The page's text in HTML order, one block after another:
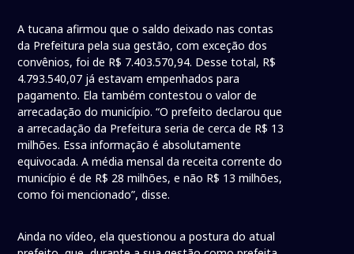
A tucana afirmou que o saldo deixado nas contas
da Prefeitura pela sua gestão, com exceção dos
convênios, foi de R$ 7.403.570,94. Desse total, R$
4.793.540,07 já estavam empenhados para
pagamento. Ela também contestou o valor de
arrecadação do município. “O prefeito declarou que
a arrecadação da Prefeitura seria de cerca de R$ 13
milhões. Essa informação é absolutamente
equivocada. A média mensal da receita corrente do
município é de R$ 28 milhões, e não R$ 13 milhões,
como foi mencionado”, disse.
Ainda no vídeo, ela questionou a postura do atual